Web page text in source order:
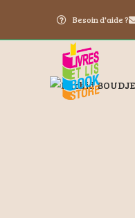
Besoin d'aide ?